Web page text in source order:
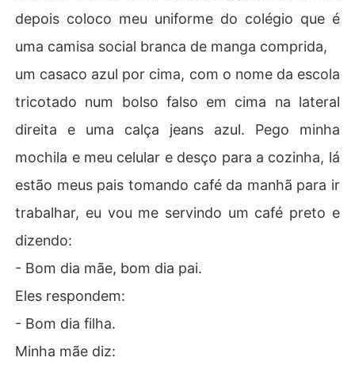
depois coloco meu uniforme do colégio que é
uma camisa social branca de manga comprida,
um casaco azul por cima, com o nome da escola
tricotado num bolso falso em cima na lateral
direita e uma calça jeans azul. Pego minha
mochila e meu celular e desço para a cozinha, lá
estão meus pais tomando café da manhã para ir
trabalhar, eu vou me servindo um café preto e
dizendo:
- Bom dia mãe, bom dia pai.
Eles respondem:
- Bom dia filha.
Minha mãe diz: